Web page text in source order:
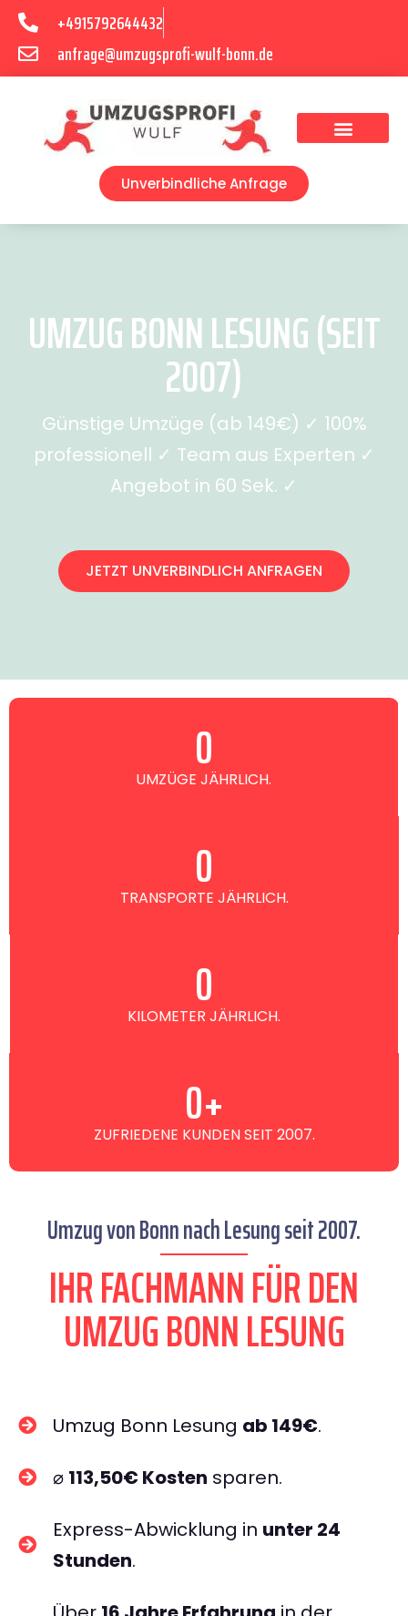
+4915792644432
anfrage@umzugsprofi-wulf-bonn.de
Unverbindliche Anfrage
UMZUG BONN LESUNG (SEIT
2007)
Günstige Umzüge (ab 149€) ✓ 100%
professionell ✓ Team aus Experten ✓
Angebot in 60 Sek. ✓
JETZT UNVERBINDLICH ANFRAGEN
UMZÜGE JÄHRLICH.
0
TRANSPORTE JÄHRLICH.
0
KILOMETER JÄHRLICH.
0
ZUFRIEDENE KUNDEN SEIT 2007.
0+
Umzug von Bonn nach Lesung seit 2007.
IHR FACHMANN FÜR DEN
UMZUG BONN LESUNG
Umzug Bonn Lesung ab 149€.
⌀ 113,50€ Kosten sparen.
Express-Abwicklung in unter 24
Stunden.